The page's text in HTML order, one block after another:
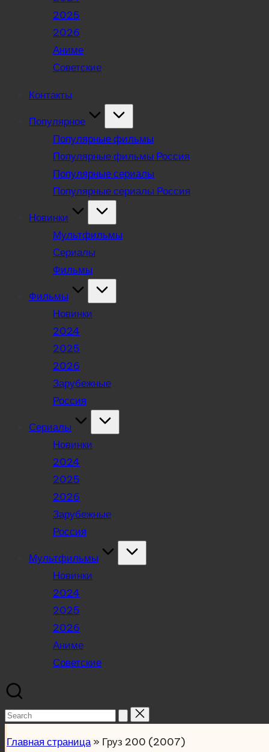
2025
2026
Аниме
Советские
Контакты
Популярное
Популярные фильмы
Популярные фильмы Россия
Популярные сериалы
Популярные сериалы Россия
Новинки
Мультфильмы
Сериалы
Фильмы
Фильмы
Новинки
2024
2025
2026
Зарубежные
Россия
Сериалы
Новинки
2024
2025
2026
Зарубежные
Россия
Мультфильмы
Новинки
2024
2025
2026
Аниме
Советские
Search
Главная страница» Груз 200 (2007)